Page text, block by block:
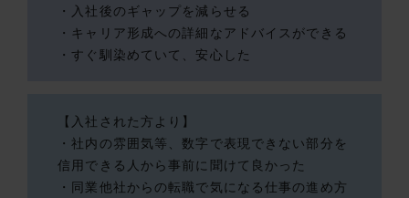
・入社後のギャップを減らせる
・キャリア形成への詳細なアドバイスができる
・すぐ馴染めていて、安心した
【入社された方より】
・社内の雰囲気等、数字で表現できない部分を
信用できる人から事前に聞けて良かった
・同業他社からの転職で気になる仕事の進め方